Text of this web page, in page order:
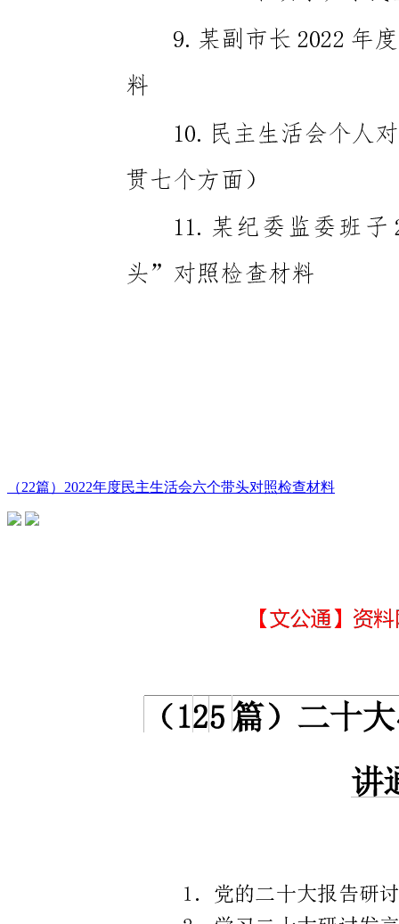
（22篇）2022年度民主生活会六个带头对照检查材料